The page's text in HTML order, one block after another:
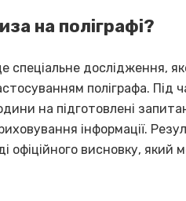
на поліграфі?
спеціальне дослідження,
поліграфа. Під
на підготовлені
інформації.
офіційного висновку, який